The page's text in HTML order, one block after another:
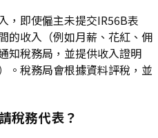
，即使僱主未提交IR56B表
的收入（例如月薪、花紅、佣
知稅務局，並提供收入證明
。稅務局會根據資料評稅，並
稅務代表？